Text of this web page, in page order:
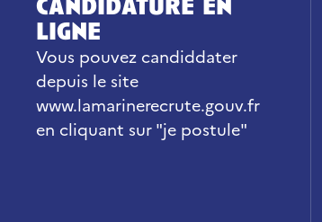
candidature en
ligne
Vous pouvez candiddater
depuis le site
www.lamarinerecrute.gouv.fr
en cliquant sur "je postule"